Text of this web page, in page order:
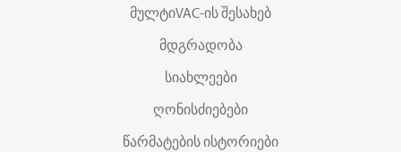
მულტიVAC-ის შესახებ
მდგრადობა
სიახლეები
ღონისძიებები
წარმატების ისტორიები